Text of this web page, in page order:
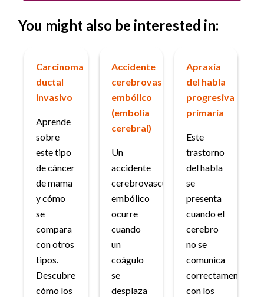
You might also be interested in:
Carcinoma
ductal
invasivo
Aprende
sobre
este tipo
de cáncer
de mama
y cómo
se
compara
con otros
tipos.
Descubre
cómo los
Accidente
cerebrovascular
embólico
(embolia
cerebral)
Un
accidente
cerebrovascular
embólico
ocurre
cuando
un
coágulo
se
desplaza
Apraxia
del habla
progresiva
primaria
Este
trastorno
del habla
se
presenta
cuando el
cerebro
no se
comunica
correctamente
con los